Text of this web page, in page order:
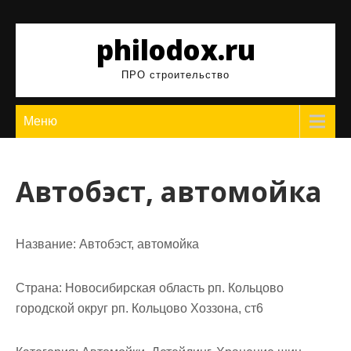
philodox.ru
ПРО строительство
Меню
Автобэст, автомойка
Название: Автобэст, автомойка
Страна: Новосибирская область рп. Кольцово
городской округ рп. Кольцово Хоззона, ст6